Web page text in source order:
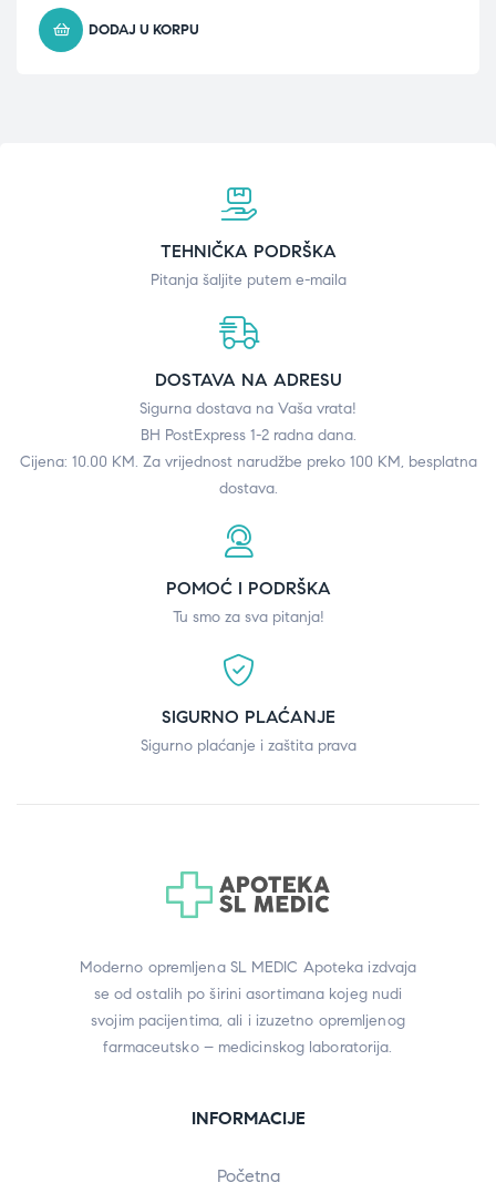
DODAJ U KORPU
TEHNIČKA PODRŠKA
Pitanja šaljite putem e-maila
DOSTAVA NA ADRESU
Sigurna dostava na Vaša vrata!
BH PostExpress 1-2 radna dana.
Cijena: 10.00 KM. Za vrijednost narudžbe preko 100 KM, besplatna
dostava.
POMOĆ I PODRŠKA
Tu smo za sva pitanja!
SIGURNO PLAĆANJE
Sigurno plaćanje i zaštita prava
Moderno opremljena SL MEDIC Apoteka izdvaja
se od ostalih po širini asortimana kojeg nudi
svojim pacijentima, ali i izuzetno opremljenog
farmaceutsko – medicinskog laboratorija.
INFORMACIJE
Početna